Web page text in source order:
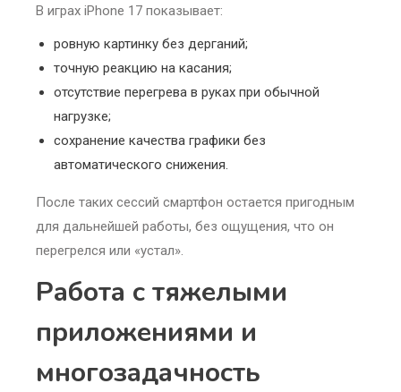
В играх iPhone 17 показывает:
ровную картинку без дерганий;
точную реакцию на касания;
отсутствие перегрева в руках при обычной
нагрузке;
сохранение качества графики без
автоматического снижения.
После таких сессий смартфон остается пригодным
для дальнейшей работы, без ощущения, что он
перегрелся или «устал».
Работа с тяжелыми
приложениями и
многозадачность